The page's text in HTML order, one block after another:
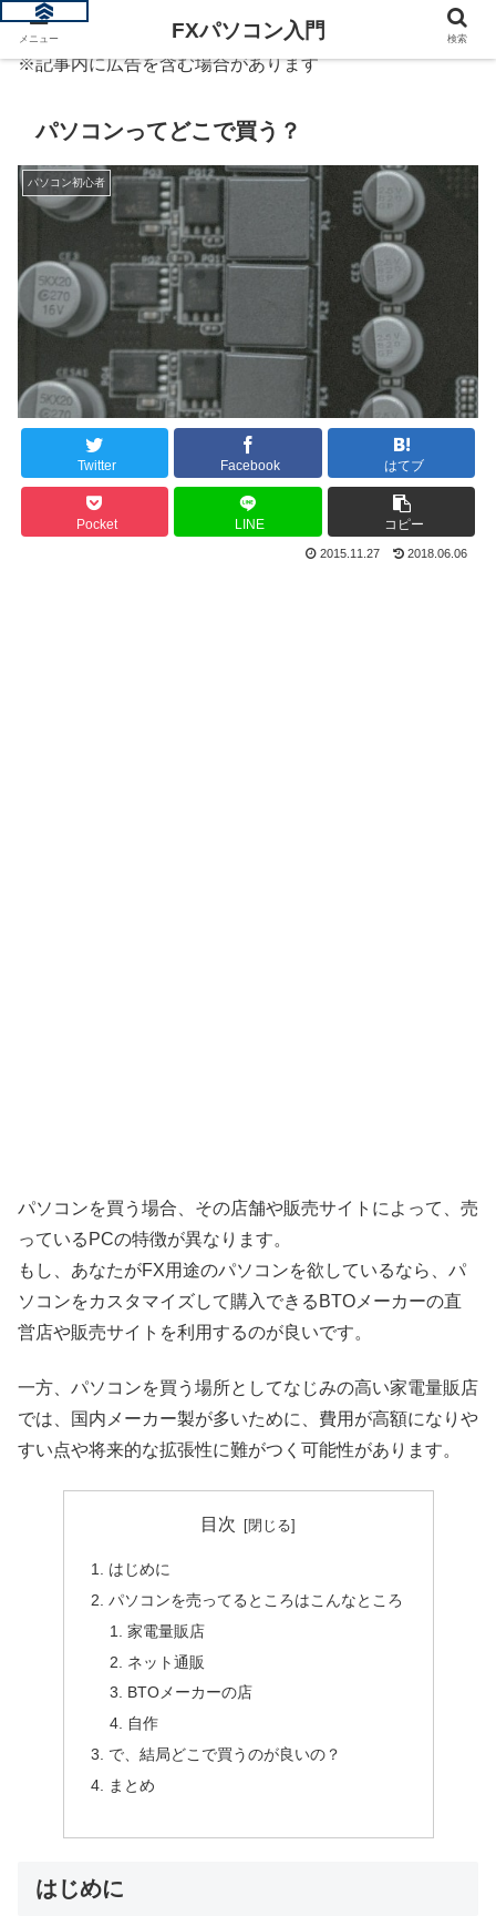
※記事内に広告を含む場合があります
パソコンってどこで買う？
パソコン初心者
Twitter Facebook はてブ
Pocket LINE コピー
2015.11.27 2018.06.06
パソコンを買う場合、その店舗や販売サイトによって、売
っているPCの特徴が異なります。
もし、あなたがFX用途のパソコンを欲しているなら、パ
ソコンをカスタマイズして購入できるBTOメーカーの直
営店や販売サイトを利用するのが良いです。
一方、パソコンを買う場所としてなじみの高い家電量販店
では、国内メーカー製が多いために、費用が高額になりや
すい点や将来的な拡張性に難がつく可能性があります。
目次
はじめに
パソコンを売ってるところはこんなところ
家電量販店
ネット通販
BTOメーカーの店
自作
で、結局どこで買うのが良いの？
まとめ
はじめに
メニュー FXパソコン入門 検索